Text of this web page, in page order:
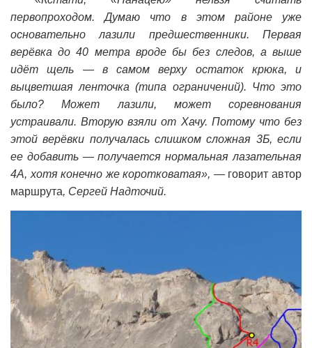
первопроходом. Думаю что в этом районе уже
основательно лазили предшественники. Первая
верёвка до 40 метра вроде бы без следов, а выше
идёт щель — в самом верху остаток крюка, и
выцветшая ленточка (типа ограничений). Что это
было? Может лазили, может соревнования
устраивали. Вторую взяли от Хачу. Потому что без
этой верёвки получалась слишком сложная 3Б, если
ее добавить — получается нормальная лазательная
4А, хотя конечно же коротковатая», — говорит автор
маршрута, Сергей Надточий.